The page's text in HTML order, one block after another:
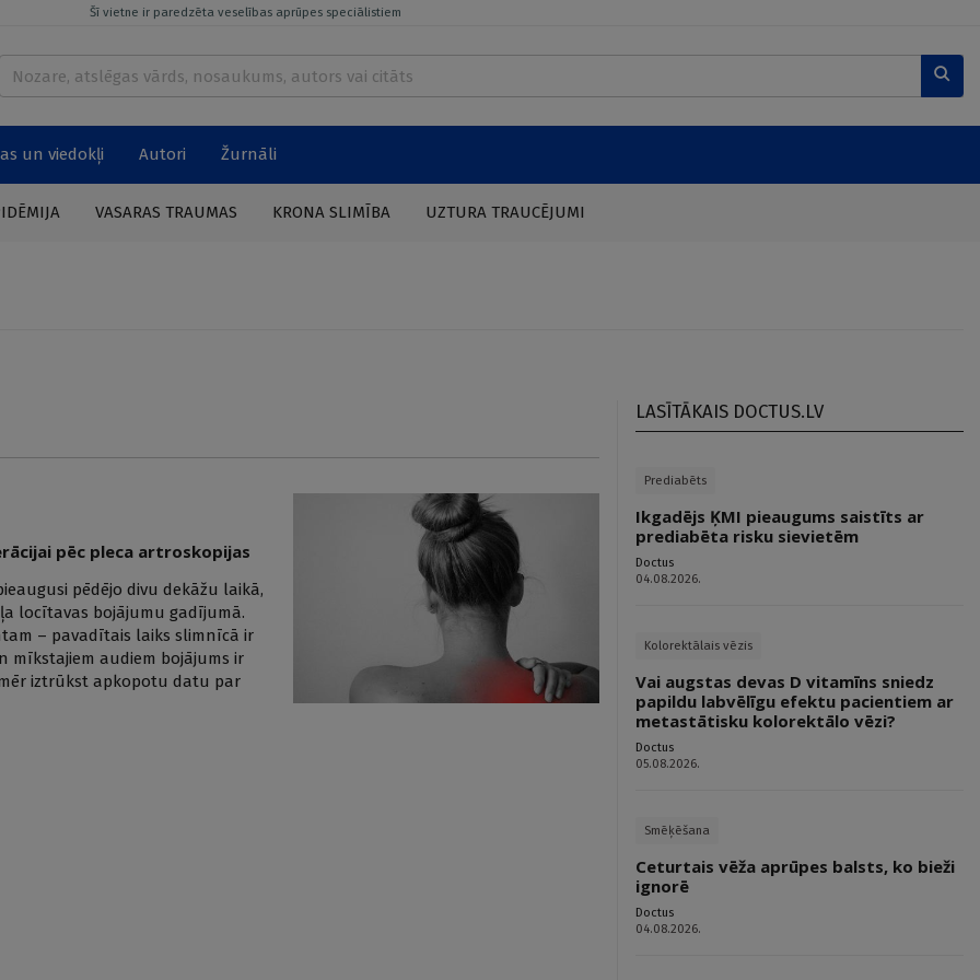
Šī vietne ir paredzēta veselības aprūpes speciālistiem
un viedokļi Autori Žurnāli
VASARAS TRAUMAS KRONA SLIMĪBA UZTURA TRAUCĒJUMI
pēc pleca artroskopijas
pēdējo divu dekāžu laikā,
locītavas bojājumu gadījumā.
– pavadītais laiks slimnīcā ir
mīkstajiem audiem bojājums ir
iztrūkst apkopotu datu par
LASĪTĀKAIS DOCTUS.LV
Prediabēts
Ikgadējs ĶMI pieaugums saistīts ar
prediabēta risku sievietēm
Doctus
04.08.2026.
Kolorektālais vēzis
Vai augstas devas D vitamīns sniedz
papildu labvēlīgu efektu pacientiem ar
metastātisku kolorektālo vēzi?
Doctus
05.08.2026.
Smēķēšana
Ceturtais vēža aprūpes balsts, ko bieži
ignorē
Doctus
04.08.2026.